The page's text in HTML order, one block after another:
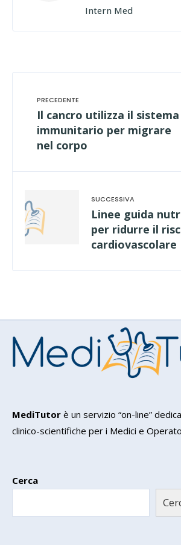
Intern Med
Il cancro utilizza il sistema
immunitario per migrare
nel corpo
Linee guida
per ridurre il
cardiovascolare
MediTutor è un servizio “on-line”
clinico-scientifiche per i Medici e
Cerca